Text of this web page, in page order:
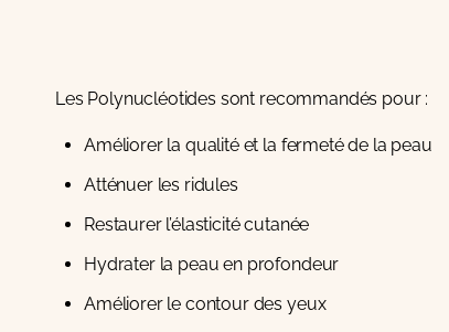
Les Polynucléotides sont recommandés pour :
Améliorer la qualité et la fermeté de la peau
Atténuer les ridules
Restaurer l’élasticité cutanée
Hydrater la peau en profondeur
Améliorer le contour des yeux